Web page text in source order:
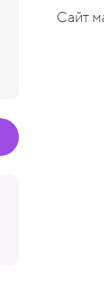
Сайт